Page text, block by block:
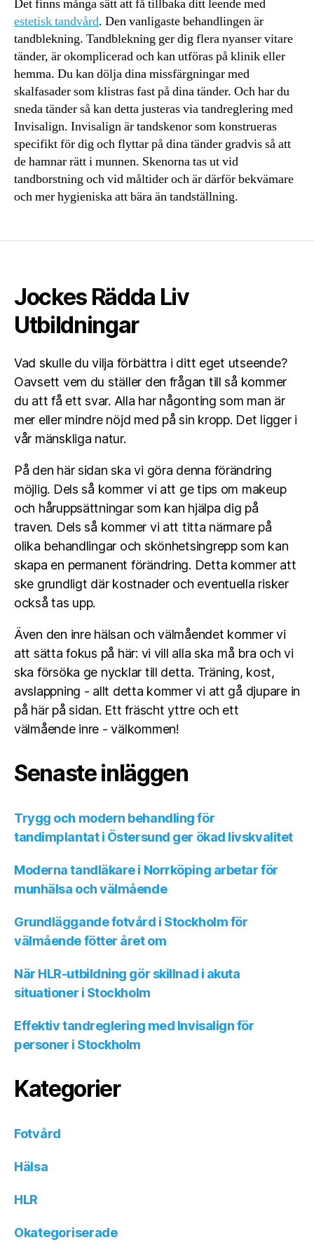
Det finns många sätt att få tillbaka ditt leende med
estetisk tandvård. Den vanligaste behandlingen är
tandblekning. Tandblekning ger dig flera nyanser vitare
tänder, är okomplicerad och kan utföras på klinik eller
hemma. Du kan dölja dina missfärgningar med
skalfasader som klistras fast på dina tänder. Och har du
sneda tänder så kan detta justeras via tandreglering med
Invisalign. Invisalign är tandskenor som konstrueras
specifikt för dig och flyttar på dina tänder gradvis så att
de hamnar rätt i munnen. Skenorna tas ut vid
tandborstning och vid måltider och är därför bekvämare
och mer hygieniska att bära än tandställning.
Jockes Rädda Liv
Utbildningar
Vad skulle du vilja förbättra i ditt eget utseende?
Oavsett vem du ställer den frågan till så kommer
du att få ett svar. Alla har någonting som man är
mer eller mindre nöjd med på sin kropp. Det ligger i
vår mänskliga natur.
På den här sidan ska vi göra denna förändring
möjlig. Dels så kommer vi att ge tips om makeup
och håruppsättningar som kan hjälpa dig på
traven. Dels så kommer vi att titta närmare på
olika behandlingar och skönhetsingrepp som kan
skapa en permanent förändring. Detta kommer att
ske grundligt där kostnader och eventuella risker
också tas upp.
Även den inre hälsan och välmåendet kommer vi
att sätta fokus på här: vi vill alla ska må bra och vi
ska försöka ge nycklar till detta. Träning, kost,
avslappning - allt detta kommer vi att gå djupare in
på här på sidan. Ett fräscht yttre och ett
välmående inre - välkommen!
Senaste inläggen
Trygg och modern behandling för
tandimplantat i Östersund ger ökad livskvalitet
Moderna tandläkare i Norrköping arbetar för
munhälsa och välmående
Grundläggande fotvård i Stockholm för
välmående fötter året om
När HLR-utbildning gör skillnad i akuta
situationer i Stockholm
Effektiv tandreglering med Invisalign för
personer i Stockholm
Kategorier
Fotvård
Hälsa
HLR
Okategoriserade